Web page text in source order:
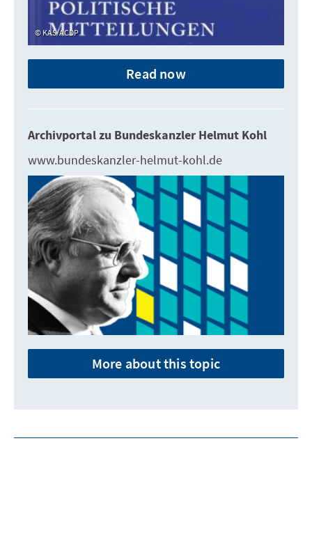
KAS/ACDP
Read now
Archivportal zu Bundeskanzler Helmut Kohl
www.bundeskanzler-helmut-kohl.de
More about this topic